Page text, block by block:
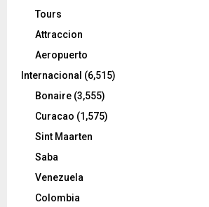
Tours
Attraccion
Aeropuerto
Internacional (6,515)
Bonaire (3,555)
Curacao (1,575)
Sint Maarten
Saba
Venezuela
Colombia